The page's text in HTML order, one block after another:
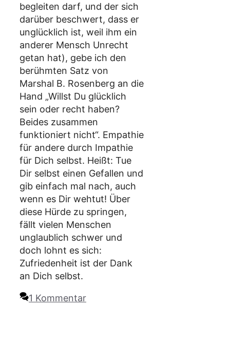
begleiten darf, und der sich
darüber beschwert, dass er
unglücklich ist, weil ihm ein
anderer Mensch Unrecht
getan hat), gebe ich den
berühmten Satz von
Marshal B. Rosenberg an die
Hand „Willst Du glücklich
sein oder recht haben?
Beides zusammen
funktioniert nicht“. Empathie
für andere durch Impathie
für Dich selbst. Heißt: Tue
Dir selbst einen Gefallen und
gib einfach mal nach, auch
wenn es Dir wehtut! Über
diese Hürde zu springen,
fällt vielen Menschen
unglaublich schwer und
doch lohnt es sich:
Zufriedenheit ist der Dank
an Dich selbst.
1 Kommentar